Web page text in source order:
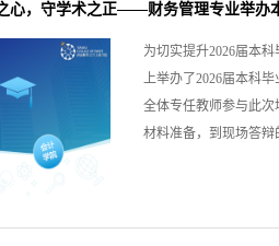
心，守学术之正——财务管理专业举办
为切实提升2026届本
上举办了2026届本科
全体专任教师参与此
材料准备，到现场答辩